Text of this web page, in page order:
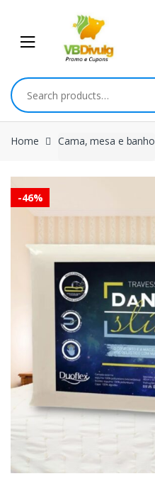
navigation
content
Search
for:
Home Cama, mesa e banho
-46%